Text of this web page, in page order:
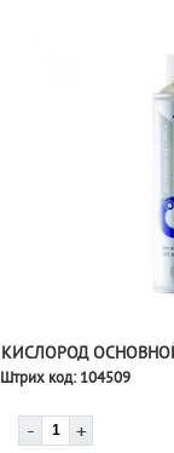
КИСЛОРОД
Штрих код:104509